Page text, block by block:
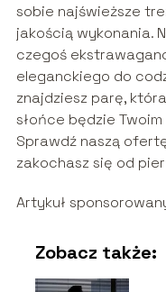
sobie najświeższe
jakością wykonania.
czegoś
eleganckiego do
znajdziesz parę,
słońce będzie
Sprawdź naszą
zakochasz się od
Artykuł
Zobacz także: